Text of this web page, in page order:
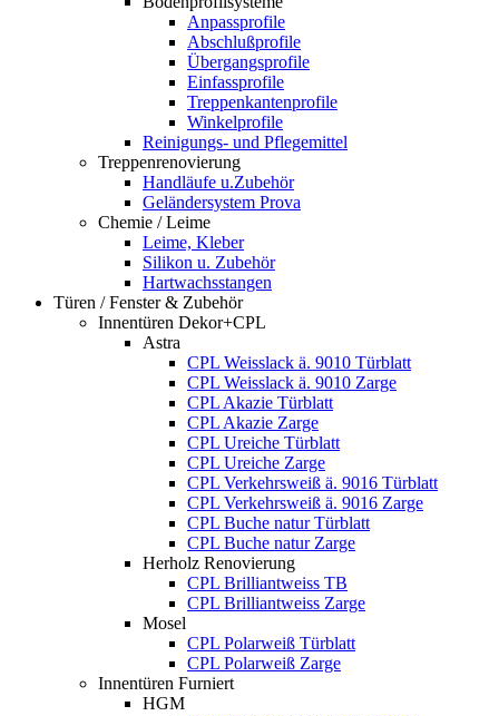
Anpassprofile
Abschlußprofile
Übergangsprofile
Einfassprofile
Treppenkantenprofile
Winkelprofile
Reinigungs- und Pflegemittel
Treppenrenovierung
Handläufe u.Zubehör
Geländersystem Prova
Chemie / Leime
Leime, Kleber
Silikon u. Zubehör
Hartwachsstangen
Türen / Fenster & Zubehör
Innentüren Dekor+CPL
Astra
CPL Weisslack ä. 9010 Türblatt
CPL Weisslack ä. 9010 Zarge
CPL Akazie Türblatt
CPL Akazie Zarge
CPL Ureiche Türblatt
CPL Ureiche Zarge
CPL Verkehrsweiß ä. 9016 Türblatt
CPL Verkehrsweiß ä. 9016 Zarge
CPL Buche natur Türblatt
CPL Buche natur Zarge
Herholz Renovierung
CPL Brilliantweiss TB
CPL Brilliantweiss Zarge
Mosel
CPL Polarweiß Türblatt
CPL Polarweiß Zarge
Innentüren Furniert
HGM